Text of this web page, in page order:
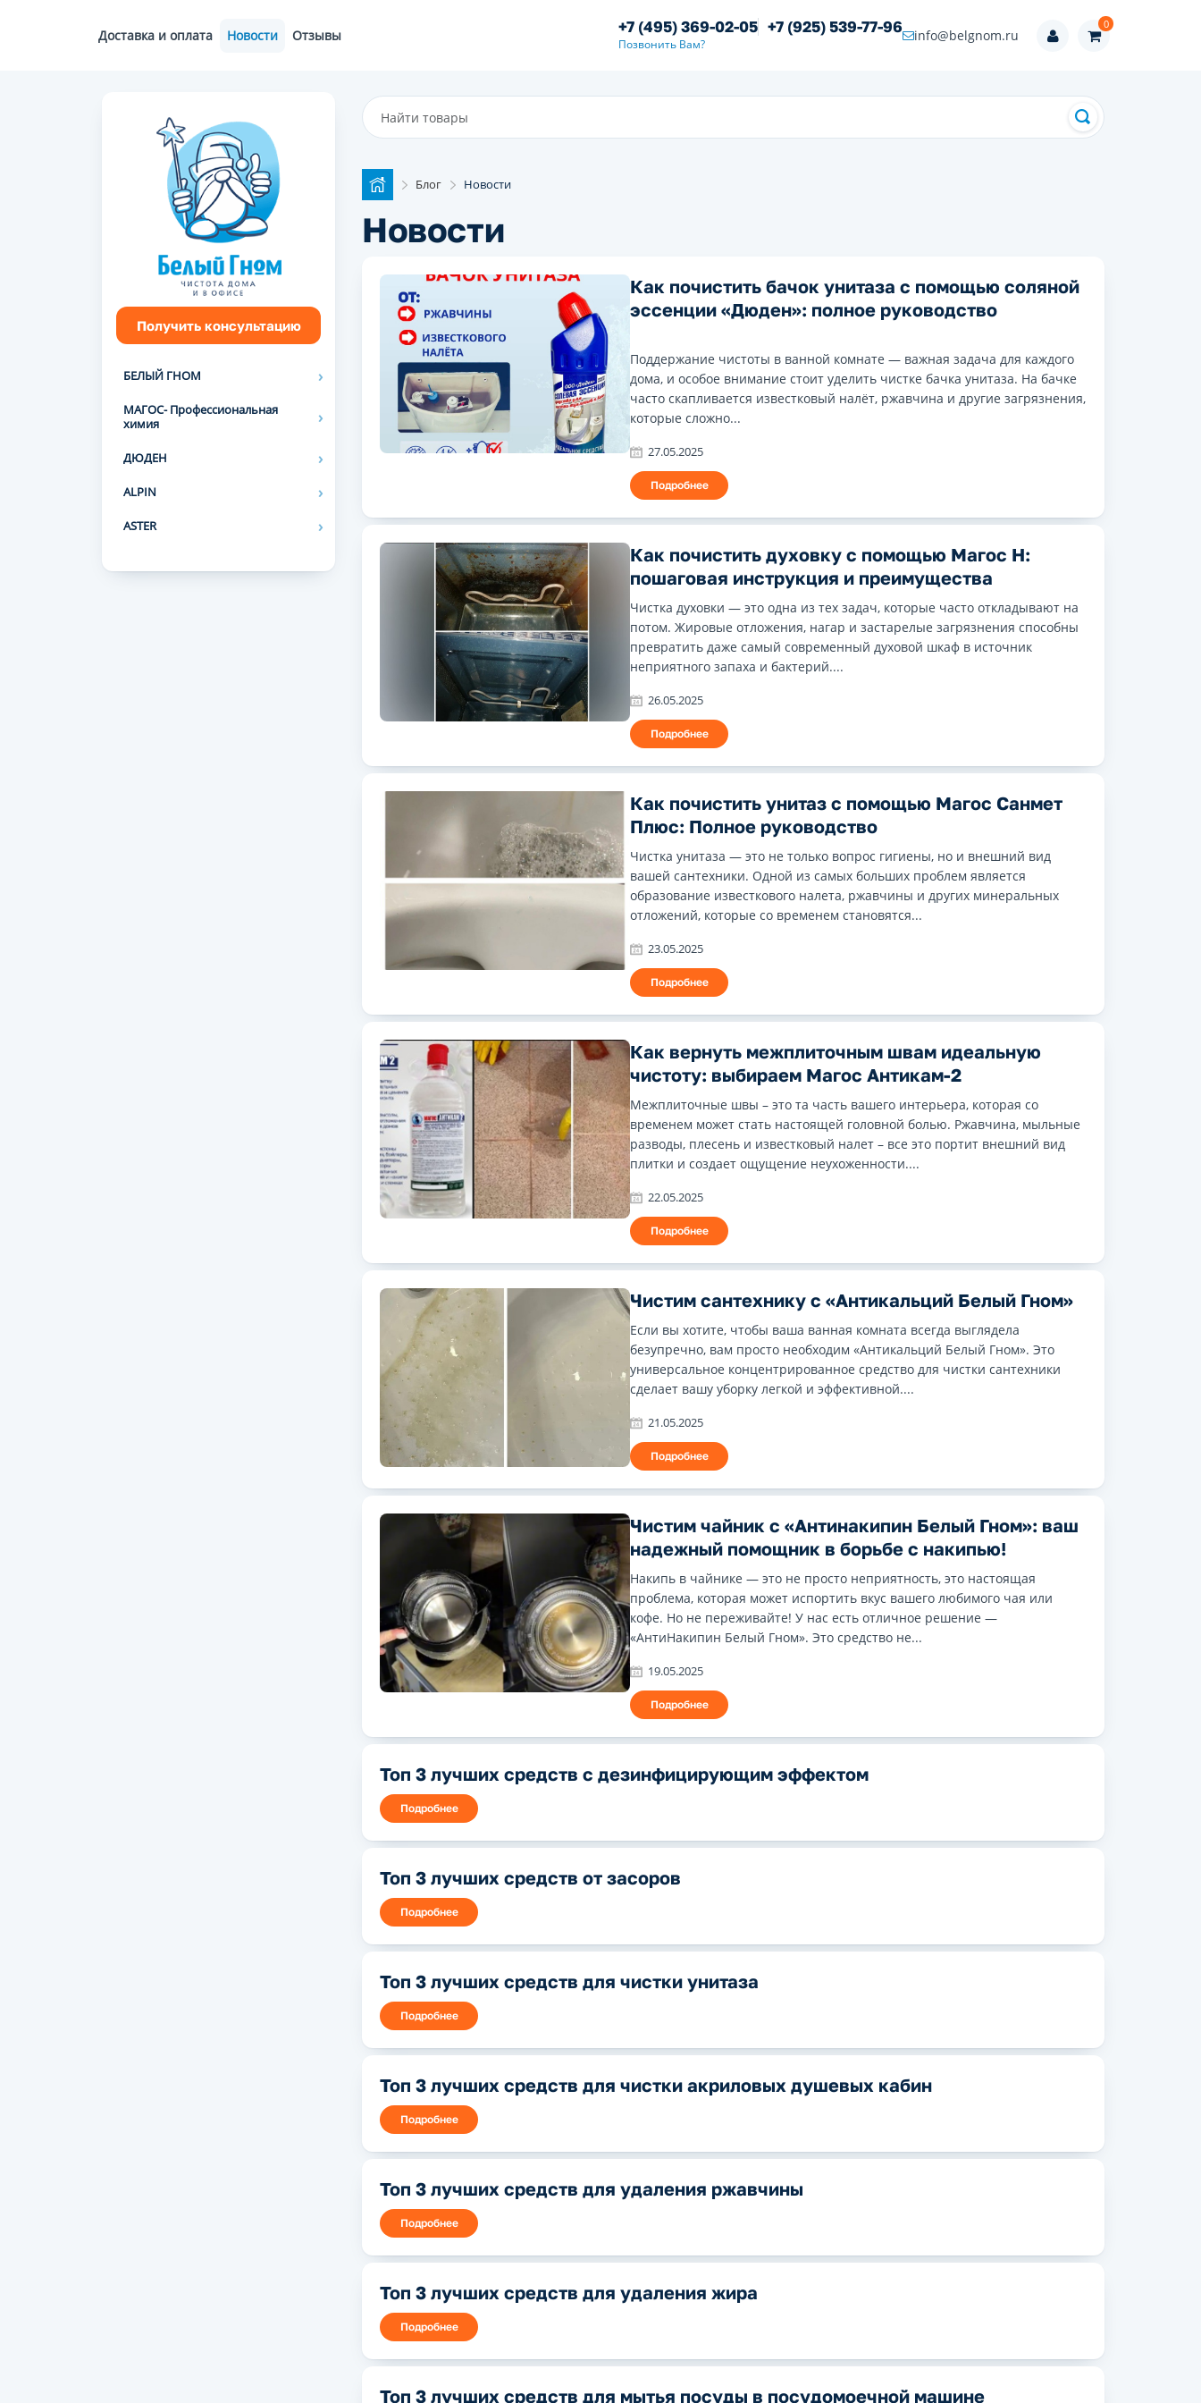
Доставка и оплата Новости Отзывы +7 (495) 369-02-05 +7 (925) 539-77-96
Позвонить Вам?
info@belgnom.ru
0
Получить консультацию
БЕЛЫЙ ГНОМ
МАГОС- Профессиональная
химия
ДЮДЕН
ALPIN
ASTER
Блог Новости
Новости
Как почистить бачок унитаза с помощью соляной
эссенции «Дюден»: полное руководство
Поддержание чистоты в ванной комнате — важная задача для каждого
дома, и особое внимание стоит уделить чистке бачка унитаза. На бачке
часто скапливается известковый налёт, ржавчина и другие загрязнения,
которые сложно...
27.05.2025
Подробнее
Как почистить духовку с помощью Магос Н:
пошаговая инструкция и преимущества
Чистка духовки — это одна из тех задач, которые часто откладывают на
потом. Жировые отложения, нагар и застарелые загрязнения способны
превратить даже самый современный духовой шкаф в источник
неприятного запаха и бактерий....
26.05.2025
Подробнее
Как почистить унитаз с помощью Магос Санмет
Плюс: Полное руководство
Чистка унитаза — это не только вопрос гигиены, но и внешний вид
вашей сантехники. Одной из самых больших проблем является
образование известкового налета, ржавчины и других минеральных
отложений, которые со временем становятся...
23.05.2025
Подробнее
Как вернуть межплиточным швам идеальную
чистоту: выбираем Магос Антикам-2
Межплиточные швы – это та часть вашего интерьера, которая со
временем может стать настоящей головной болью. Ржавчина, мыльные
разводы, плесень и известковый налет – все это портит внешний вид
плитки и создает ощущение неухоженности....
22.05.2025
Подробнее
Чистим сантехнику с «Антикальций Белый Гном»
Если вы хотите, чтобы ваша ванная комната всегда выглядела
безупречно, вам просто необходим «Антикальций Белый Гном». Это
универсальное концентрированное средство для чистки сантехники
сделает вашу уборку легкой и эффективной....
21.05.2025
Подробнее
Чистим чайник с «Антинакипин Белый Гном»: ваш
надежный помощник в борьбе с накипью!
Накипь в чайнике — это не просто неприятность, это настоящая
проблема, которая может испортить вкус вашего любимого чая или
кофе. Но не переживайте! У нас есть отличное решение —
«АнтиНакипин Белый Гном». Это средство не...
19.05.2025
Подробнее
Топ 3 лучших средств с дезинфицирующим эффектом
Подробнее
Топ 3 лучших средств от засоров
Подробнее
Топ 3 лучших средств для чистки унитаза
Подробнее
Топ 3 лучших средств для чистки акриловых душевых кабин
Подробнее
Топ 3 лучших средств для удаления ржавчины
Подробнее
Топ 3 лучших средств для удаления жира
Подробнее
Топ 3 лучших средств для мытья посуды в посудомоечной машине